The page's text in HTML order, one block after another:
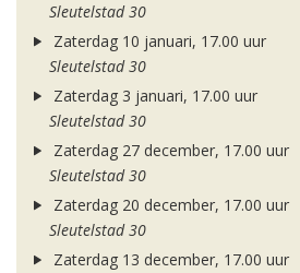
Sleutelstad 30
Zaterdag 10 januari, 17.00 uur
Sleutelstad 30
Zaterdag 3 januari, 17.00 uur
Sleutelstad 30
Zaterdag 27 december, 17.00 uur
Sleutelstad 30
Zaterdag 20 december, 17.00 uur
Sleutelstad 30
Zaterdag 13 december, 17.00 uur